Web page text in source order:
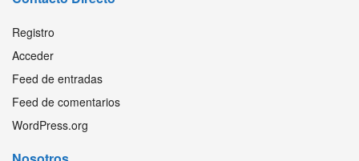
Registro
Acceder
Feed de entradas
Feed de comentarios
WordPress.org